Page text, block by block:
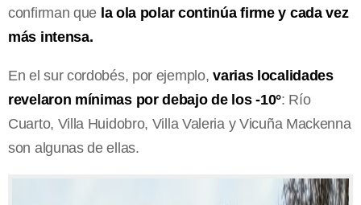
confirman que la ola polar continúa firme y cada vez
más intensa.
En el sur cordobés, por ejemplo,varias localidades
revelaron mínimas por debajo de los -10°: Río
Cuarto, Villa Huidobro, Villa Valeria y Vicuña Mackenna
son algunas de ellas.